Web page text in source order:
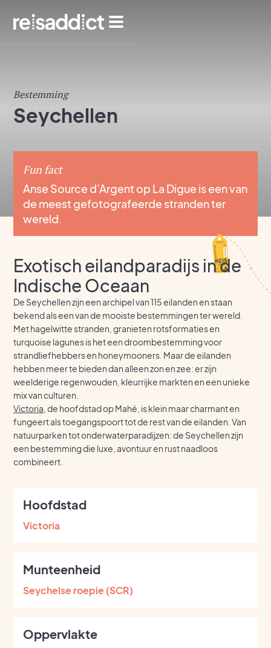
Bestemming
Seychellen
Fun fact
Anse Source d’Argent op La Digue is een van
de meest gefotografeerde stranden ter
wereld.
Exotisch eilandparadijs in de
Indische Oceaan
De Seychellen zijn een archipel van 115 eilanden en staan
bekend als een van de mooiste bestemmingen ter wereld.
Met hagelwitte stranden, granieten rotsformaties en
turquoise lagunes is het een droombestemming voor
strandliefhebbers en honeymooners. Maar de eilanden
hebben meer te bieden dan alleen zon en zee: er zijn
weelderige regenwouden, kleurrijke markten en een unieke
mix van culturen.
Victoria , de hoofdstad op Mahé, is klein maar charmant en
fungeert als toegangspoort tot de rest van de eilanden. Van
natuurparken tot onderwaterparadijzen: de Seychellen zijn
een bestemming die luxe, avontuur en rust naadloos
combineert.
Hoofdstad
Victoria
Munteenheid
Seychelse roepie (SCR)
Oppervlakte